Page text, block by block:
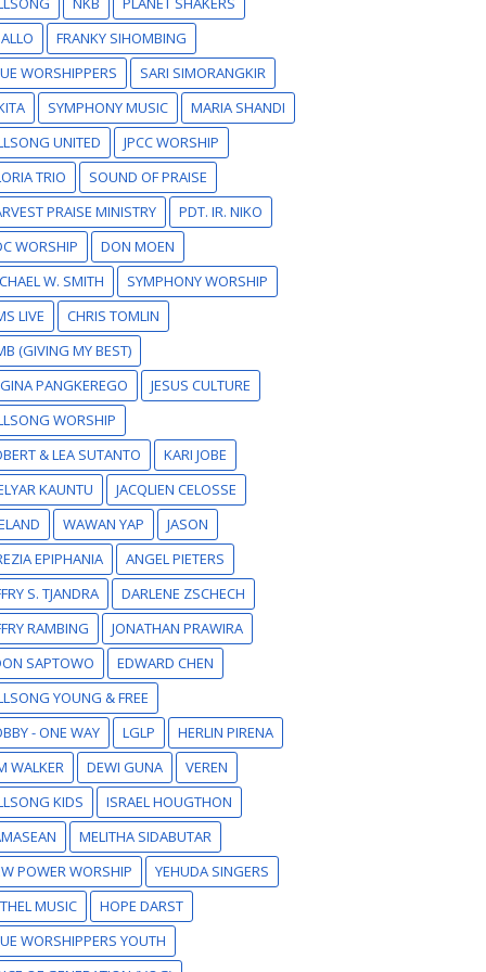
FRANKY SIHOMBING
WORSHIPPERS
SARI SIMORANGKIR
SYMPHONY MUSIC
MARIA SHANDI
UNITED
JPCC WORSHIP
TRIO
SOUND OF PRAISE
PRAISE MINISTRY
PDT. IR. NIKO
WORSHIP
DON MOEN
W. SMITH
SYMPHONY WORSHIP
LIVE
CHRIS TOMLIN
(GIVING MY BEST)
PANGKEREGO
JESUS CULTURE
WORSHIP
& LEA SUTANTO
KARI JOBE
KAUNTU
JACQLIEN CELOSSE
WAWAN YAP
JASON
EPIPHANIA
ANGEL PIETERS
S. TJANDRA
DARLENE ZSCHECH
RAMBING
JONATHAN PRAWIRA
SAPTOWO
EDWARD CHEN
YOUNG & FREE
- ONE WAY
LGLP
HERLIN PIRENA
WALKER
DEWI GUNA
VEREN
KIDS
ISRAEL HOUGTHON
MELITHA SIDABUTAR
POWER WORSHIP
YEHUDA SINGERS
MUSIC
HOPE DARST
WORSHIPPERS YOUTH